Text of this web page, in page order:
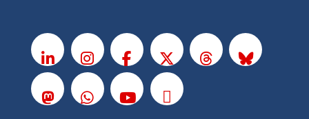
LinkedInInstagramFacebook
X